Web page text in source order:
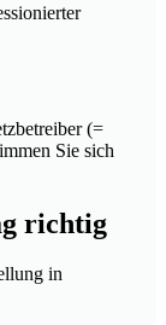
(=
Sie sich
richtig
in